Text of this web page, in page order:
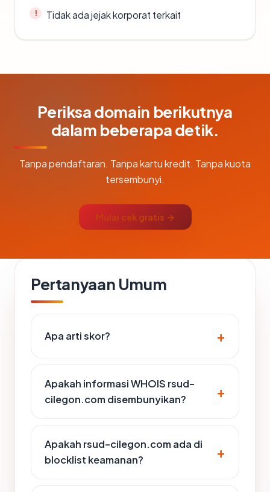
Tidak ada jejak korporat terkait
Periksa domain berikutnya
dalam beberapa detik.
Tanpa pendaftaran. Tanpa kartu kredit. Tanpa kuota
tersembunyi.
Mulai cek gratis →
Pertanyaan Umum
Apa arti skor?
Apakah informasi WHOIS rsud-
cilegon.com disembunyikan?
Apakah rsud-cilegon.com ada di
blocklist keamanan?